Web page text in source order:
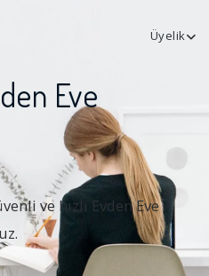
Üyelik
Eve
ve hızlı Evden Eve